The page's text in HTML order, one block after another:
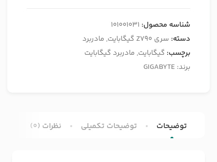
شناسه محصول: 101001031
دسته: سری Z790 گیگابایت , مادربرد
برچسب: گیگابایت, مادربرد گیگابایت
برند: GIGABYTE
توضیحات توضیحات تکمیلی نظرات (0)